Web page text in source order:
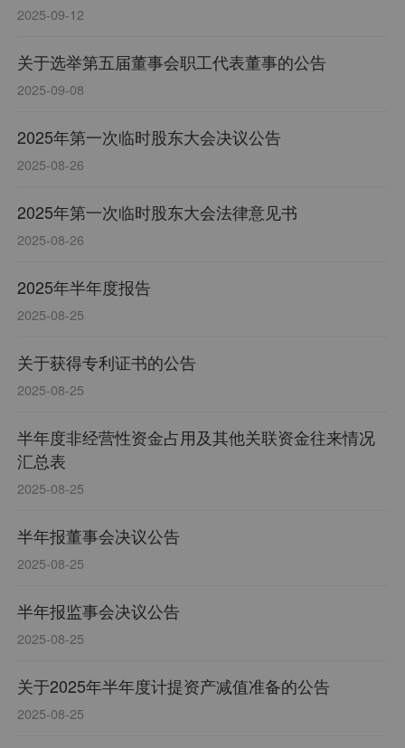
2025-09-12
关于选举第五届董事会职工代表董事的公告
2025-09-08
2025年第一次临时股东大会决议公告
2025-08-26
2025年第一次临时股东大会法律意见书
2025-08-26
2025年半年度报告
2025-08-25
关于获得专利证书的公告
2025-08-25
半年度非经营性资金占用及其他关联资金往来情况
汇总表
2025-08-25
半年报董事会决议公告
2025-08-25
半年报监事会决议公告
2025-08-25
关于2025年半年度计提资产减值准备的公告
2025-08-25